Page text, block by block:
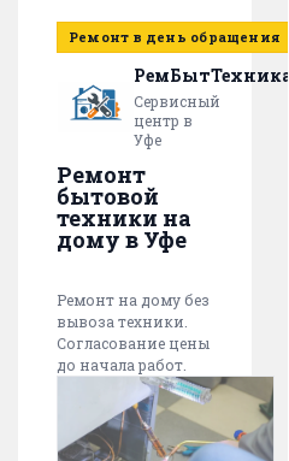
Ремонт в день обращения
РемБытТехника
Сервисный
центр в
Уфе
Ремонт
бытовой
техники на
дому в Уфе
Ремонт на дому без
вывоза техники.
Согласование цены
до начала работ.